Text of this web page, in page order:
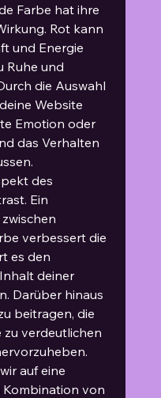
Farbe hat ihre
Rot kann
und Energie
Ruhe und
die Auswahl
Website
Emotion oder
das Verhalten
des
Ein
verbessert die
es den
deiner
Darüber hinaus
beitragen, die
zu verdeutlichen
auf eine
von